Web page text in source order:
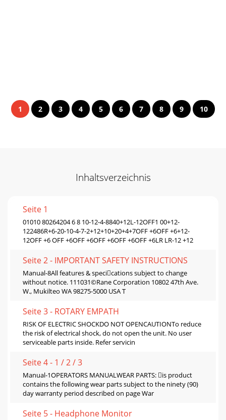
1 2 3 4 5 6 7 8 9 10
Inhaltsverzeichnis
Seite 1
01010 80264204 6 8 10-12-4-8840+12L-12OFF1 00+12-
122486R+6-20-10-4-7-2+12+10+20+4+7OFF +6OFF +6+12-
12OFF +6 OFF +6OFF +6OFF +6OFF +6OFF +6LR LR-12 +12
Seite 2 - IMPORTANT SAFETY INSTRUCTIONS
Manual-8All features & specications subject to change
without notice. 111031©Rane Corporation 10802 47th Ave.
W., Mukilteo WA 98275-5000 USA T
Seite 3 - ROTARY EMPATH
RISK OF ELECTRIC SHOCKDO NOT OPENCAUTIONTo reduce
the risk of electrical shock, do not open the unit. No user
serviceable parts inside. Refer servicin
Seite 4 - 1 / 2 / 3
Manual-1OPERATORS MANUALWEAR PARTS: is product
contains the following wear parts subject to the ninety (90)
day warranty period described on page War
Seite 5 - Headphone Monitor